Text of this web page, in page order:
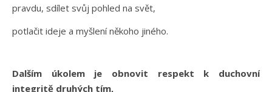
pravdu, sdílet svůj pohled na svět,
potlačit ideje a myšlení někoho jiného.
Dalším úkolem je obnovit respekt k duchovní
integritě druhých tím,